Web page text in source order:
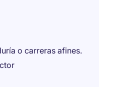
o carreras afines.